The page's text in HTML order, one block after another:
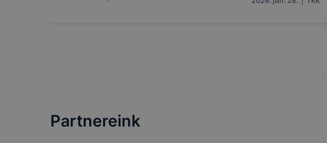
Partnereink